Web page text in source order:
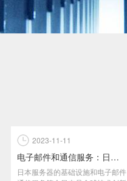
2023-11-11
电子邮件和通信服务：日本服务器的基础设施
日本服务器的基础设施和电子邮件